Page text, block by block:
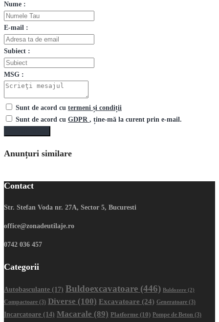
Nume :
E-mail :
Subiect :
MSG :
Sunt de acord cu termeni și condiții
Sunt de acord cu GDPR , ține-mă la curent prin e-mail.
Anunțuri similare
Contact
Str. Stefan Voda nr. 27A, Sector 5, Bucuresti
office@zonadeutilaje.ro
0742 036 457
Categorii
Autobasculante (17) Buldoexcavatoare (446) Buldozere (2)
Compactoare (3) Diverse (100) Excavatoare (24) Generatoare (3)
Incarcatoare (14) Macarale (89) Platforme (10) Pompe de Beton (3)